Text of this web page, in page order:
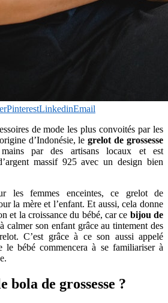
PinterestLinkedinEmail
de mode les plus convoités par les
d’Indonésie, legrelot de grossesse
par des artisans locaux et est
massif 925 avec un design bien
les femmes enceintes, ce grelot de
la mère et l’enfant. Et aussi, cela donne
et la croissance du bébé, car ce bijou de
calmer son enfant grâce au tintement des
C’est grâce à ce son aussi appelé
le bébé commencera à se familiariser à
bola de grossesse ?